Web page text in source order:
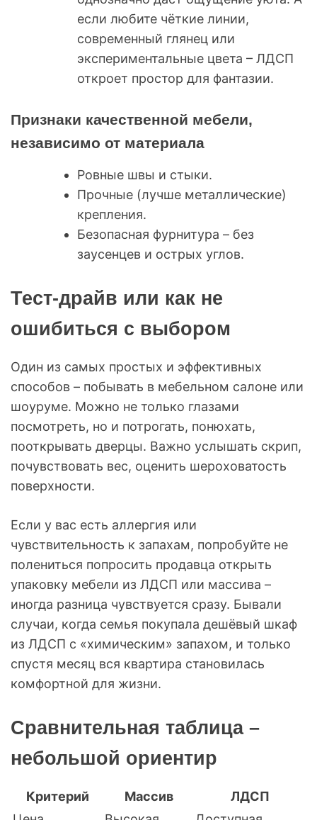
если любите чёткие линии,
современный глянец или
экспериментальные цвета – ЛДСП
откроет простор для фантазии.
Признаки качественной мебели,
независимо от материала
Ровные швы и стыки.
Прочные (лучше металлические)
крепления.
Безопасная фурнитура – без
заусенцев и острых углов.
Тест-драйв или как не
ошибиться с выбором
Один из самых простых и эффективных
способов – побывать в мебельном салоне или
шоуруме. Можно не только глазами
посмотреть, но и потрогать, понюхать,
пооткрывать дверцы. Важно услышать скрип,
почувствовать вес, оценить шероховатость
поверхности.
Если у вас есть аллергия или
чувствительность к запахам, попробуйте не
полениться попросить продавца открыть
упаковку мебели из ЛДСП или массива –
иногда разница чувствуется сразу. Бывали
случаи, когда семья покупала дешёвый шкаф
из ЛДСП с «химическим» запахом, и только
спустя месяц вся квартира становилась
комфортной для жизни.
Сравнительная таблица –
небольшой ориентир
Критерий Массив
ЛДСП